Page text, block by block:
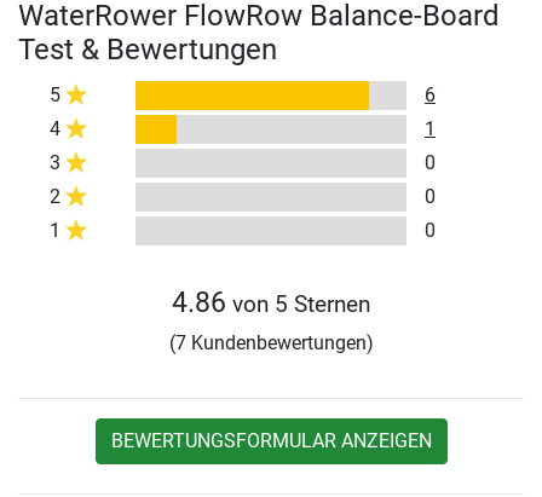
WaterRower FlowRow Balance-Board
Test & Bewertungen
5
6
4
1
3
0
2
0
1
0
4.86 von 5 Sternen
(7 Kundenbewertungen)
BEWERTUNGSFORMULAR ANZEIGEN